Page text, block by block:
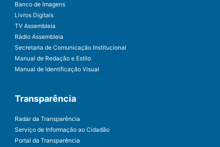
Banco de Imagens
Livros Digitais
TV Assembleia
Rádio Assembleia
Secretaria de Comunicação Institucional
Manual de Redação e Estilo
Manual de Identificação Visual
Transparência
Radar da Transparência
Serviço de Informação ao Cidadão
Portal da Transparência